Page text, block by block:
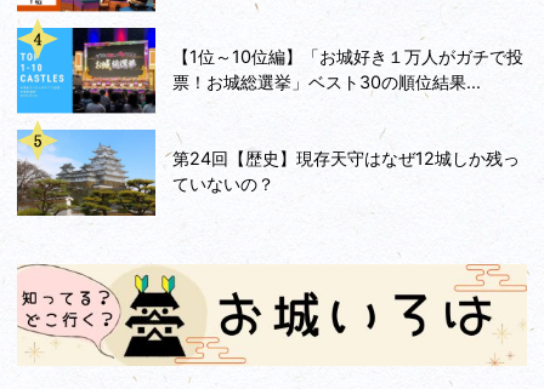
【1位～10位編】「お城好き１万人がガチで投
票！お城総選挙」ベスト30の順位結果...
第24回【歴史】現存天守はなぜ12城しか残っ
ていないの？